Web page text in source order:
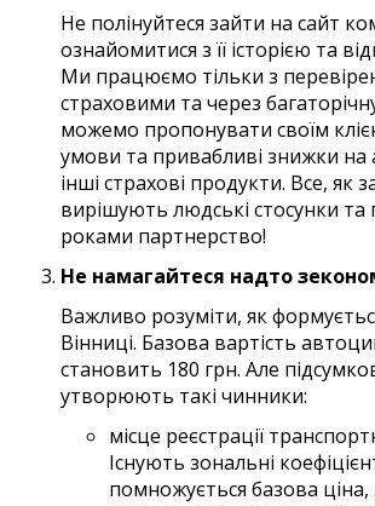
Не полінуйтеся зайти на сайт
ознайомитися з її історією та
Ми працюємо тільки з
страховими та через
можемо пропонувати своїм
умови та привабливі знижки на
інші страхові продукти. Все, як
вирішують людські стосунки та
роками партнерство!
Не намагайтеся надто
Важливо розуміти, як
Вінниці. Базова вартість
становить 180 грн. Але
утворюють такі чинники:
місце реєстрації
Існують зональні
помножується базова ціна,